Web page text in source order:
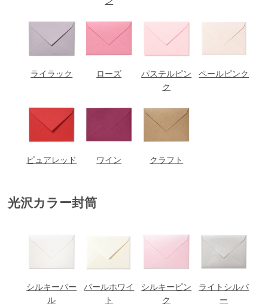
ライラック ローズ
パステルピン
ク
ペールピンク
ピュアレッド ワイン クラフト
光沢カラー封筒
シルキーパー
ル
パールホワイ
ト
シルキーピン
ク
ライトシルバ
ー